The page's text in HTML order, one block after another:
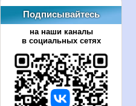
Подписывайтесь
на наши каналы
в социальных сетях